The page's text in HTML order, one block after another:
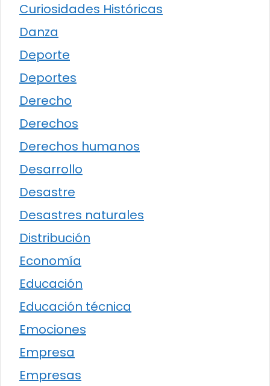
Curiosidades Históricas
Danza
Deporte
Deportes
Derecho
Derechos
Derechos humanos
Desarrollo
Desastre
Desastres naturales
Distribución
Economía
Educación
Educación técnica
Emociones
Empresa
Empresas